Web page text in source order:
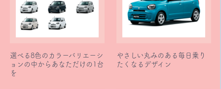
選べる8色のカラーバリエーシ
ョンの中からあなただけの1台
を
やさしい丸みのある毎日乗り
たくなるデザイン